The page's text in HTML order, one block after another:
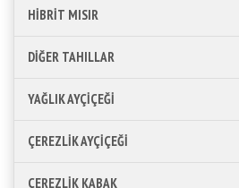
HİBRİT MISIR
DİĞER TAHILLAR
YAĞLIK AYÇİÇEĞİ
ÇEREZLİK AYÇİÇEĞİ
ÇEREZLİK KABAK